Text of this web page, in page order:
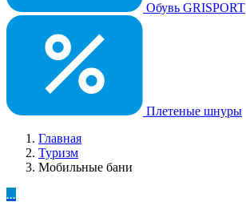
Обувь GRISPORT
Плетеные шнуры
Главная
Туризм
Мобильные бани
...